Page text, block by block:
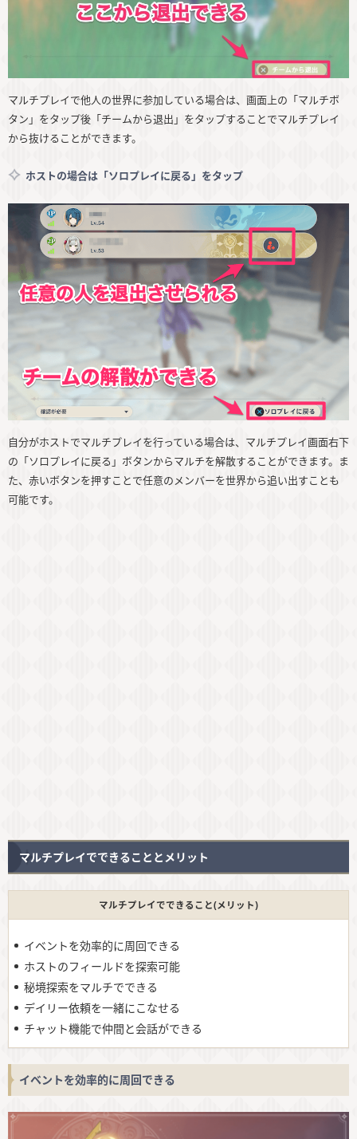
マルチプレイで他人の世界に参加している場合は、画面上の「マルチボ
タン」をタップ後「チームから退出」をタップすることでマルチプレイ
から抜けることができます。
ホストの場合は「ソロプレイに戻る」をタップ
自分がホストでマルチプレイを行っている場合は、マルチプレイ画面右下
の「ソロプレイに戻る」ボタンからマルチを解散することができます。ま
た、赤いボタンを押すことで任意のメンバーを世界から追い出すことも
可能です。
マルチプレイでできることとメリット
マルチプレイでできること(メリット)
イベントを効率的に周回できる
ホストのフィールドを探索可能
秘境探索をマルチでできる
デイリー依頼を一緒にこなせる
チャット機能で仲間と会話ができる
イベントを効率的に周回できる